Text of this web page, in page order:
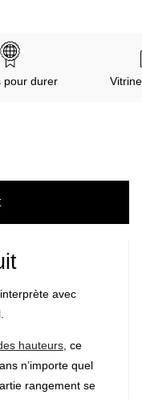
pour durer
avec
hauteurs, ce
n’importe quel
rangement se